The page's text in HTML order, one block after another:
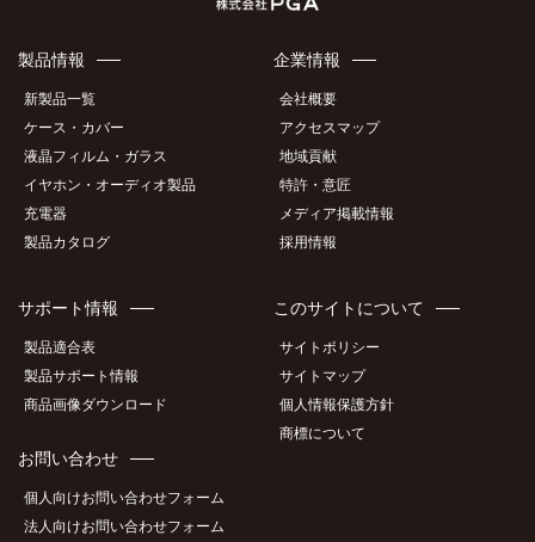
製品情報
新製品一覧
ケース・カバー
液晶フィルム・ガラス
イヤホン・オーディオ製品
充電器
製品カタログ
企業情報
会社概要
アクセスマップ
地域貢献
特許・意匠
メディア掲載情報
採用情報
サポート情報
製品適合表
製品サポート情報
商品画像ダウンロード
お問い合わせ
個人向けお問い合わせフォーム
法人向けお問い合わせフォーム
このサイトについて
サイトポリシー
サイトマップ
個人情報保護方針
商標について